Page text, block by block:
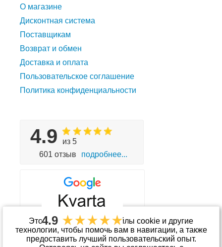
Этот сайт использует файлы cookie и другие
технологии, чтобы помочь вам в навигации, а также
предоставить лучший пользовательский опыт.
О магазине
Дисконтная система
Поставщикам
Возврат и обмен
Доставка и оплата
Пользовательское соглашение
Политика конфиденциальности
4.9
из 5
601 отзыв
подробнее...
4.9
Принимаем к оплате